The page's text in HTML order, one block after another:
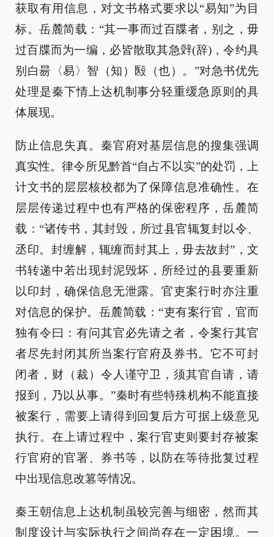
获取有用信息，对文书格式要求以“易知”为目
标。岳麓简载：“其一事而过百牒者，别之，毋
过百牒而为一编，必皆散取其急辤(辞)，令约具
别白昜〈易〉智（知）殹（也）。”对急书优先
处理是秦下情上达机制事分轻重缓急原则的具
体展现。
防止信息失真。秦官府对基层信息的搜集强调
真实性。律令所见黔首“自占不以实”的处罚，上
计文书的层层核校都为了保障信息准确性。在
层层传递过程中也有严格的保密程序，岳麓简
载：“诸传书，其封毁，所过县官辄复封以令、
丞印。封缠解，辄缠而封其上，毋去故封”，文
书转递中若出现封泥毁坏，所经过的县要重新
以印封，确保信息无泄露。官吏案行时亦注重
对信息的保护。岳麓简载：“吏有案行官，官而
独有令曰：有问其官必先请之者，令案行其官
者尽先封闭其所当案行官府及券书。它不可封
闭者，财（裁）令人谨守卫，须其官自请，请
报到，乃以从事。”秦时有些特殊机构不能直接
被案行，需要上请得到回复后方可据上级意见
执行。在上请过程中，案行官吏则要封存被案
行官府的官署、券书等，以防在等待批复过程
中出现信息改篡等情况。
秦王朝信息上达机制虽较完善与细密，然而其
制度设计与实际执行之间尚存在一定困境。一